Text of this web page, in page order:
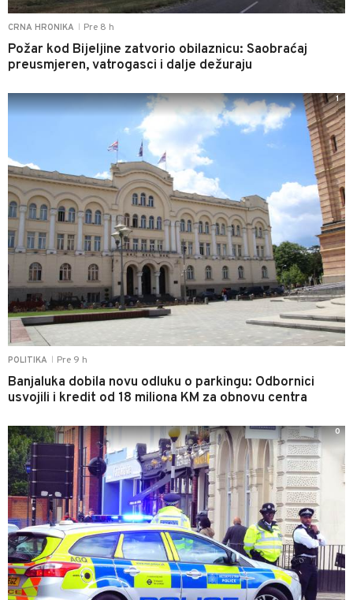
CRNA HRONIKA Pre 8 h
Požar kod Bijeljine zatvorio obilaznicu: Saobraćaj
preusmjeren, vatrogasci i dalje dežuraju
POLITIKA Pre 9 h
Banjaluka dobila novu odluku o parkingu: Odbornici
usvojili i kredit od 18 miliona KM za obnovu centra
1
0